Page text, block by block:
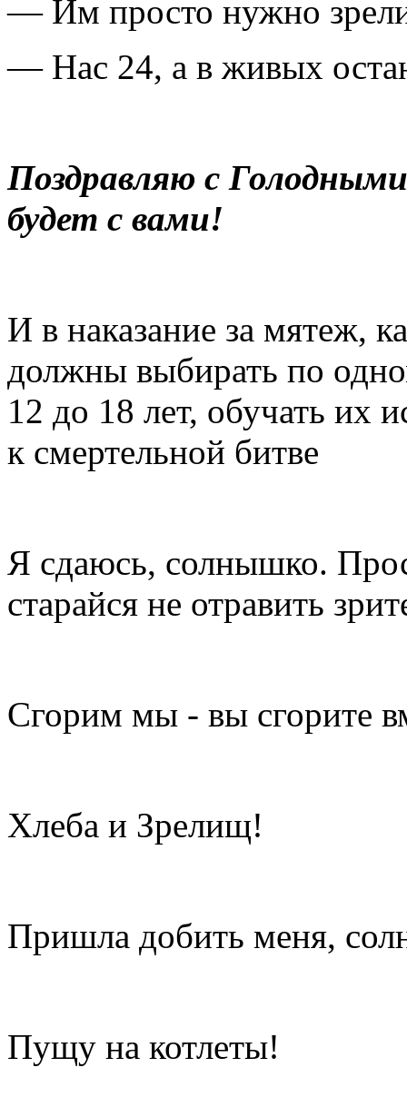
— Им просто нужно
— Нас 24, а в живых
Поздравляю с
будет с вами!
И в наказание за мятеж,
должны выбирать по
12 до 18 лет, обучать их
к смертельной битве
Я сдаюсь, солнышко.
старайся не отравить
Сгорим мы - вы сгорите
Хлеба и Зрелищ!
Пришла добить меня,
Пущу на котлеты!